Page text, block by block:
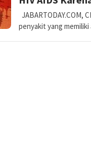
JABARTODAY.COM,
penyakit yang